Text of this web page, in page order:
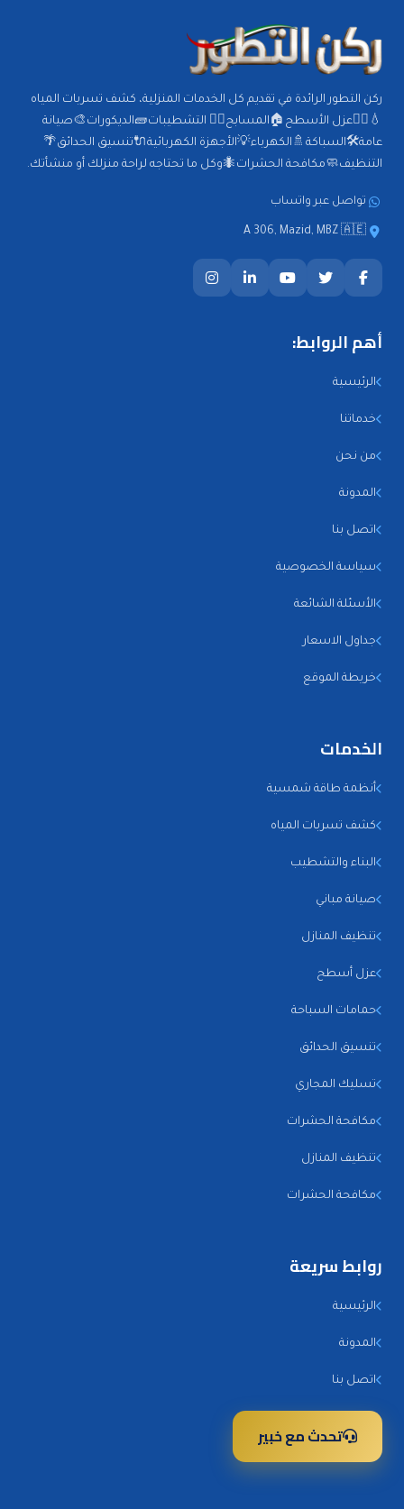
ركن التطور الرائدة في تقديم كل الخدمات المنزلية، كشف تسربات المياه
💧🕵️‍♂️عزل الأسطح🏠المسابح🏊‍♂️ التشطيبات🧱الديكورات🎨صيانة
عامة🛠️السباكة🚿الكهرباء💡الأجهزة الكهربائية🔌تنسيق الحدائق🌴
التنظيف🧼مكافحة الحشرات🐜وكل ما تحتاجه لراحة منزلك أو منشأتك.
تواصل عبر واتساب
A 306, Mazid, MBZ 🇦🇪
أهم الروابط:
الرئيسية
خدماتنا
من نحن
المدونة
اتصل بنا
سياسة الخصوصية
الأسئلة الشائعة
جداول الاسعار
خريطة الموقع
الخدمات
أنظمة طاقة شمسية
كشف تسربات المياه
البناء والتشطيب
صيانة مباني
تنظيف المنازل
عزل أسطح
حمامات السباحة
تنسيق الحدائق
تسليك المجاري
مكافحة الحشرات
تنظيف المنازل
مكافحة الحشرات
روابط سريعة
الرئيسية
المدونة
اتصل بنا
تحدث مع خبير